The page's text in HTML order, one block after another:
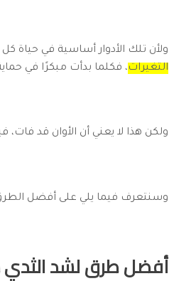
ولأن تلك الأدوار أساسية في حياة
التغيرات، فكلما بدأت مبكرًا في
ولكن هذا لا يعني أن الأوان قد
وسنتعرف فيما يلي على أفضل
أفضل طرق لشد الثدي